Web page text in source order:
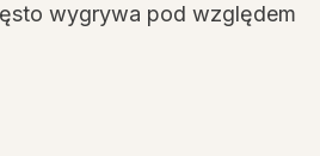
wygrywa pod względem